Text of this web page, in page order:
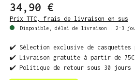
34,90 €
Prix TTC, frais de livraison en sus
Disponible, délai de livraison : 2-3
✔️ Sélection exclusive de casquettes
✔️ Livraison gratuite à partir de 75€
✔️ Politique de retour sous 30 jours